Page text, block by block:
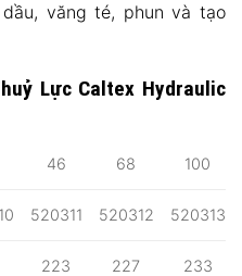
văng té, phun và tạo
Lực Caltex Hydraulic
46 68 100
520311 520312 520313
223 227 233